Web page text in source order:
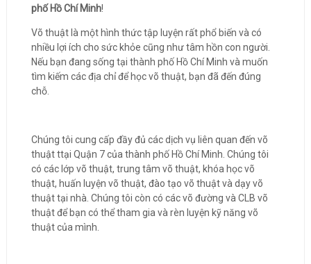
phố Hồ Chí Minh!
Võ thuật là một hình thức tập luyện rất phổ biến và có
nhiều lợi ích cho sức khỏe cũng như tâm hồn con người.
Nếu bạn đang sống tại thành phố Hồ Chí Minh và muốn
tìm kiếm các địa chỉ để học võ thuật, bạn đã đến đúng
chỗ.
Chúng tôi cung cấp đầy đủ các dịch vụ liên quan đến võ
thuật ttại Quận 7 của thành phố Hồ Chí Minh. Chúng tôi
có các lớp võ thuật, trung tâm võ thuật, khóa học võ
thuật, huấn luyện võ thuật, đào tạo võ thuật và dạy võ
thuật tại nhà. Chúng tôi còn có các võ đường và CLB võ
thuật để bạn có thể tham gia và rèn luyện kỹ năng võ
thuật của mình.